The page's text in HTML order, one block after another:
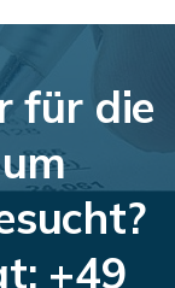
für die
+49